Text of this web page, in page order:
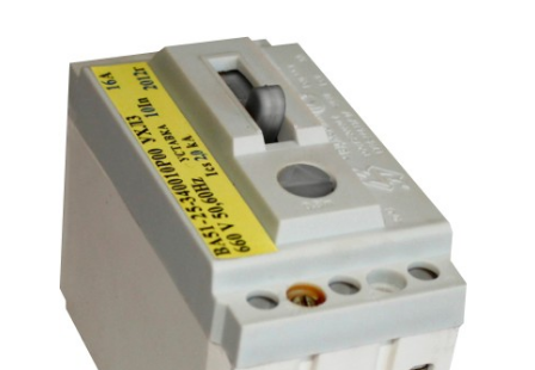
диэлектрические
Стремянки с
Стремянки с
опорой
Ширмы